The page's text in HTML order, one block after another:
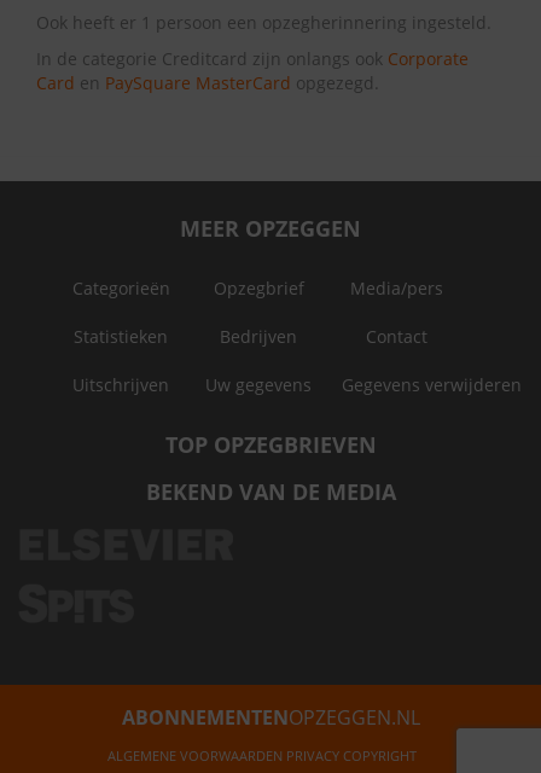
Ook heeft er 1 persoon een opzegherinnering ingesteld.
In de categorie Creditcard zijn onlangs ook Corporate
Card en PaySquare MasterCard opgezegd.
MEER OPZEGGEN
Categorieën Opzegbrief Media/pers
Statistieken Bedrijven Contact
Uitschrijven Uw gegevens Gegevens verwijderen
TOP OPZEGBRIEVEN
BEKEND VAN DE MEDIA
ABONNEMENTENOPZEGGEN.NL
ALGEMENE VOORWAARDEN PRIVACY COPYRIGHT